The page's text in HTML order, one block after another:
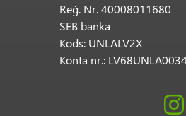
Reģ. Nr. 40008011680
SEB banka
Kods: UNLALV2X
Konta nr.: